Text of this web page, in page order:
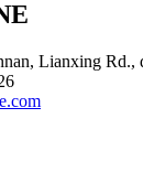
Lianxing Rd.,